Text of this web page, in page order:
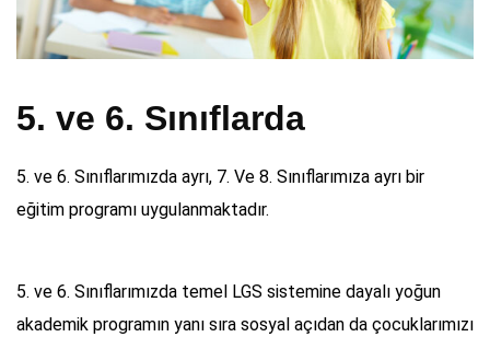
5. ve 6. Sınıflarda
5. ve 6. Sınıflarımızda ayrı, 7. Ve 8. Sınıflarımıza ayrı bir
eğitim programı uygulanmaktadır.
5. ve 6. Sınıflarımızda temel LGS sistemine dayalı yoğun
akademik programın yanı sıra sosyal açıdan da çocuklarımızı